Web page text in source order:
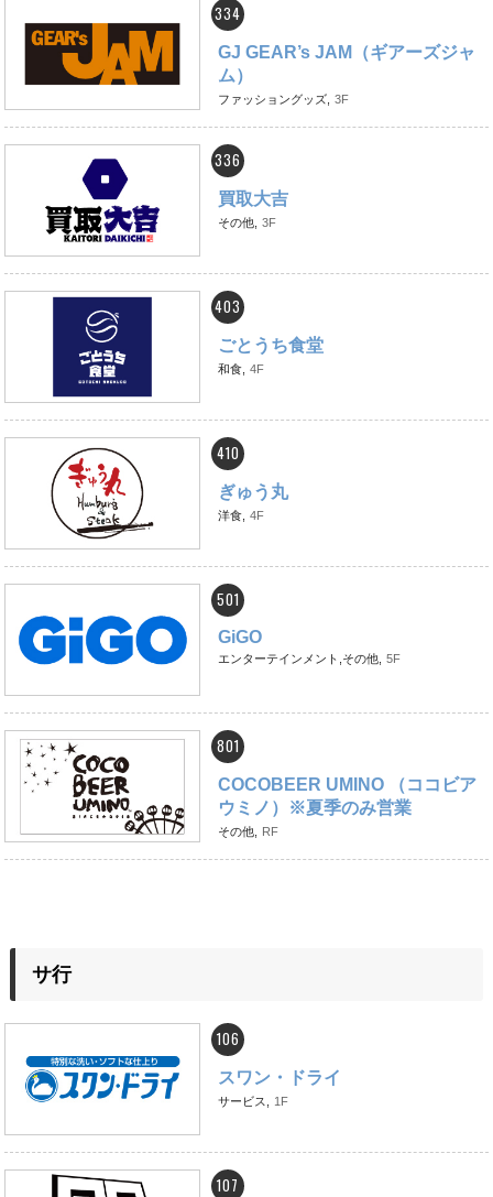
334
GJ GEAR’s JAM（ギアーズジャ
ム）
ファッショングッズ, 3F
336
買取大吉
その他, 3F
403
ごとうち食堂
和食, 4F
410
ぎゅう丸
洋食, 4F
501
GiGO
エンターテインメント,その他, 5F
801
COCOBEER UMINO （ココビア
ウミノ）※夏季のみ営業
その他, RF
サ行
106
スワン・ドライ
サービス, 1F
107